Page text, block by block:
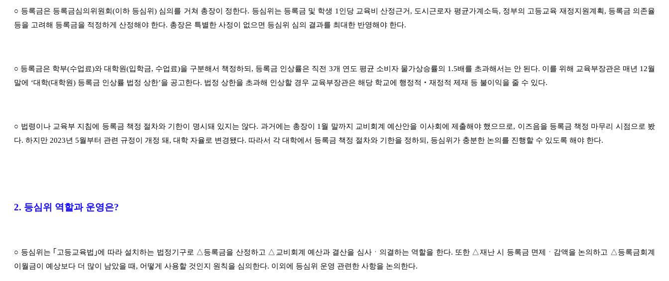
○ 등록금은 등록금심의위원회 (이하 등심위) 심의를 거쳐 총장이 정한다. 등심위는 등록금 및 학생 1인당 교육비 산정근거 , 도시근로자 평균가계소득, 정부의 고등교육 재정지원계획, 등록금 의존율
등을 고려해 등록금을 적정하게 산정해야 한다. 총장은 특별한 사정이 없으면 등심위 심의 결과를 최대한 반영해야 한다.
○ 등록금은 학부(수업료)와 대학원(입학금, 수업료)을 구분해서 책정하되 , 등록금 인상률은 직전 3개 연도 평균 소비자 물가상승률의 1.5배를 초과해서는 안 된다. 이를 위해 교육부장관은 매년 12월
말에 ‘대학(대학원) 등록금 인상률 법정 상한’을 공고한다. 법정 상한을 초과해 인상할 경우 교육부장관은 해당 학교에 행정적 ‧ 재정적 제재 등 불이익을 줄 수 있다.
○ 법령이나 교육부 지침에 등록금 책정 절차와 기한이 명시돼 있지는 않다. 과거에는 총장이 1월 말까지 교비회계 예산안을 이사회에 제출해야 했으므로, 이즈음을 등록금 책정 마무리 시점으로 봤
다. 하지만 2023년 5월부터 관련 규정이 개정 돼 , 대학 자율로 변경됐다. 따라서 각 대학에서 등록금 책정 절차와 기한을 정하되 , 등심위가 충분한 논의를 진행할 수 있도록 해야 한다.
2. 등심위 역할과 운영은?
○ 등심위는 ｢ 고등교육법 ｣에 따라 설치하는 법정기구로 △등록금을 산정하고 △ 교비회계 예산과 결산을 심사ㆍ의결하는 역할을 한다. 또한 △재난 시 등록금 면제ㆍ감액을 논의하고 △등록금회계
이월금이 예상보다 더 많이 남았을 때 , 어떻게 사용할 것인지 원칙을 심의한다. 이외에 등심위 운영 관련한 사항을 논의한다.